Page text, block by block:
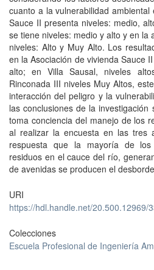
cuanto a la vulnerabilidad
Sauce II presenta niveles: medio,
se tiene niveles: medio y alto y en la
niveles: Alto y Muy Alto. Los
en la Asociación de vivienda Sauce
alto; en Villa Sausal, niveles
Rinconada III niveles Muy Altos,
interacción del peligro y la
las conclusiones de la
toma conciencia del manejo de los
al realizar la encuesta en las tres
respuesta que la mayoría de los
residuos en el cauce del río,
de avenidas se producen el
URI
https://hdl.handle.net/20.500.12969/
Colecciones
Escuela Profesional de Ingeniería